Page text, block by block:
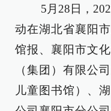
5月28日，2026
动在湖北省襄阳
馆报、襄阳市文
（集团）有限公
儿童图书馆）、